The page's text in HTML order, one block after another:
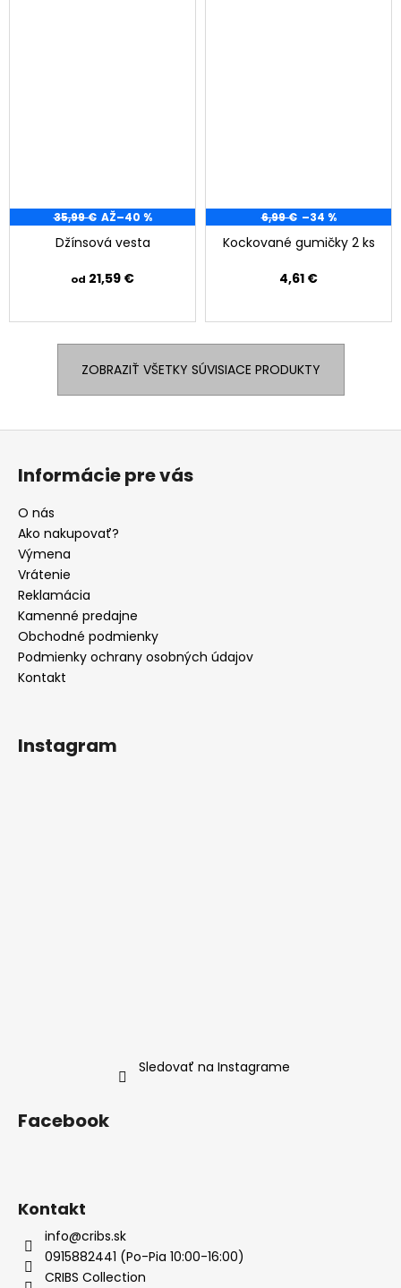
35,99 € AŽ–40 %
Džínsová vesta
od 21,59 €
6,99 € –34 %
Kockované gumičky 2 ks
4,61 €
ZOBRAZIŤ VŠETKY SÚVISIACE PRODUKTY
Z
Informácie pre vás
O nás
Ako nakupovať?
Výmena
Vrátenie
Reklamácia
Kamenné predajne
Obchodné podmienky
Podmienky ochrany osobných údajov
Kontakt
Instagram
Sledovať na Instagrame
Facebook
Kontakt
info@cribs.sk
0915882441 (Po-Pia 10:00-16:00)
CRIBS Collection